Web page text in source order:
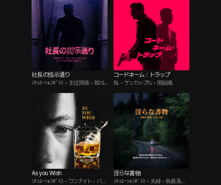
社長の指示通り
ｼﾁｭｴｰｼｮﾝﾎﾞｲｽ • 主従関係 • BDS
コードネーム：トラップ
BL • ケンカップル • 闇組織
As you Wish
ｼﾁｭｴｰｼｮﾝﾎﾞｲｽ • ワンナイト • バー
淫らな書物
ｼﾁｭｴｰｼｮﾝﾎﾞｲｽ • 夫婦 • 執着系男